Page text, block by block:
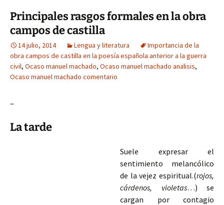
Principales rasgos formales en la obra
campos de castilla
14 julio, 2014 Lengua y literatura
Importancia de la
obra campos de castilla en la poesía española anterior a la guerra
civil, Ocaso manuel machado, Ocaso manuel machado analisis,
Ocaso manuel machado comentario
–
La tarde
Suele expresar el
sentimiento melancólico
de la vejez espiritual.(rojos,
cárdenos, violetas…) se
cargan por contagio